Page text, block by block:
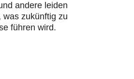
andere leiden
was zukünftig zu
führen wird.